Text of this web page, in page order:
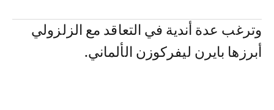
وترغب عدة أندية في التعاقد مع الزلزولي
أبرزها بايرن ليفركوزن الألماني.